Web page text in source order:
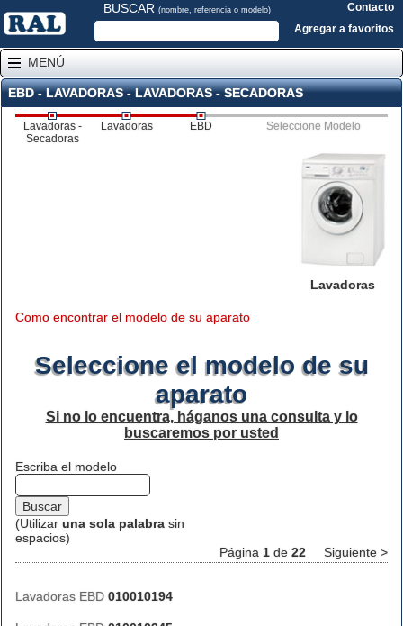
BUSCAR (nombre, referencia o modelo)
Contacto
Agregar a favoritos
MENÚ
EBD - LAVADORAS - LAVADORAS - SECADORAS
Lavadoras -
Secadoras
Lavadoras EBD Seleccione Modelo
Lavadoras
Como encontrar el modelo de su aparato
Seleccione el modelo de su
aparato
Si no lo encuentra, háganos una consulta y lo
buscaremos por usted
Escriba el modelo
(Utilizar una sola palabra sin
espacios)
Página 1 de 22 Siguiente >
Lavadoras EBD 010010194